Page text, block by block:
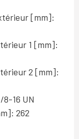
[mm]:
1 [mm]:
2 [mm]:
8-16 UN
262